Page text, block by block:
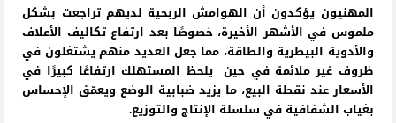
المهنيون يؤكدون أن الهوامش الربحية لديهم تراجعت بشكل
ملموس في الأشهر الأخيرة، خصوصًا بعد ارتفاع تكاليف الأعلاف
والأدوية البيطرية والطاقة، مما جعل العديد منهم يشتغلون في
ظروف غير ملائمة في حين يلحظ المستهلك ارتفاعًا كبيرًا في
الأسعار عند نقطة البيع، ما يزيد ضبابية الوضع ويعمّق الإحساس
بغياب الشفافية في سلسلة الإنتاج والتوزيع.